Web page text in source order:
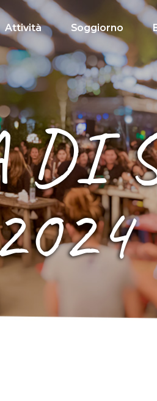
Attività Soggiorno
DI